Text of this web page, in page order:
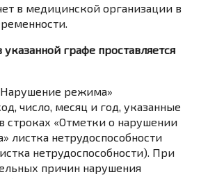
в медицинской организации в
графе проставляется
режима»
число, месяц и год, указанные
строках «Отметки о нарушении
листка нетрудоспособности
нетрудоспособности). При
причин нарушения